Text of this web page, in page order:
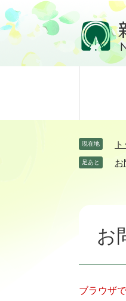
ペ
ー
ジ
メ
ニ
ュ
て
現在地
足あと お
お
ブラウザ